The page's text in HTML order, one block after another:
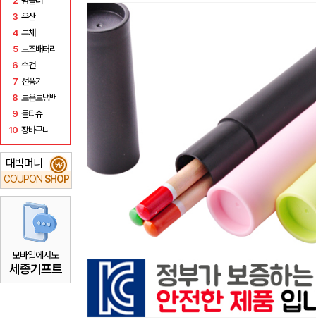
3 우산
4 부채
5 보조배터리
6 수건
7 선풍기
8 보온보냉백
9 물티슈
10 장바구니
대박머니
COUPON SHOP
₩
모바일에서도
세종기프트